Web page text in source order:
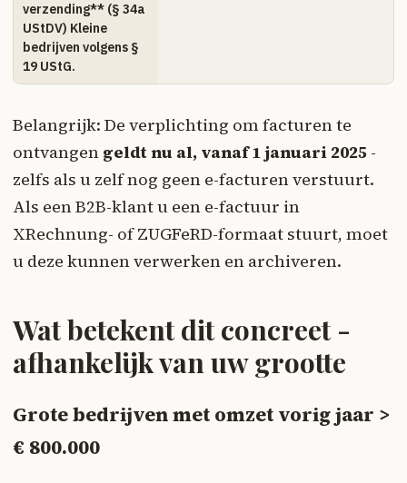
verzending** (§ 34a
UStDV) Kleine
bedrijven volgens §
19 UStG.
Belangrijk: De verplichting om facturen te
ontvangen geldt nu al, vanaf 1 januari 2025 -
zelfs als u zelf nog geen e-facturen verstuurt.
Als een B2B-klant u een e-factuur in
XRechnung- of ZUGFeRD-formaat stuurt, moet
u deze kunnen verwerken en archiveren.
Wat betekent dit concreet -
afhankelijk van uw grootte
Grote bedrijven met omzet vorig jaar >
€ 800.000